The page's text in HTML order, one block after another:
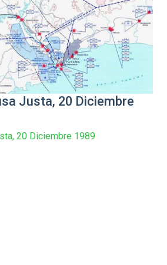
Justa, 20 Diciembre
20 Diciembre 1989